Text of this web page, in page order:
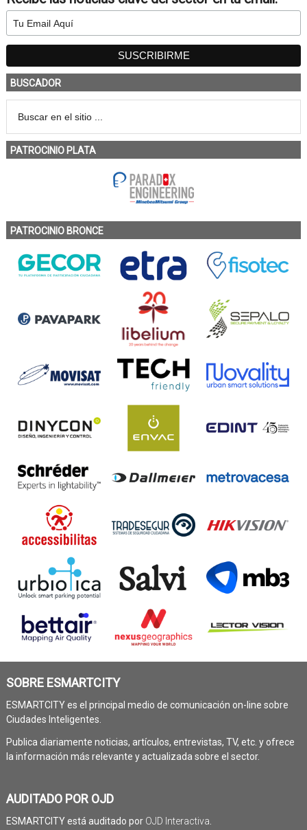
BUSCADOR
PATROCINIO PLATA
PATROCINIO BRONCE
SOBRE ESMARTCITY
ESMARTCITY es el principal medio de comunicación on-line sobre
Ciudades Inteligentes.
Publica diariamente noticias, artículos, entrevistas, TV, etc. y ofrece
la información más relevante y actualizada sobre el sector.
AUDITADO POR OJD
ESMARTCITY está auditado por OJD Interactiva.